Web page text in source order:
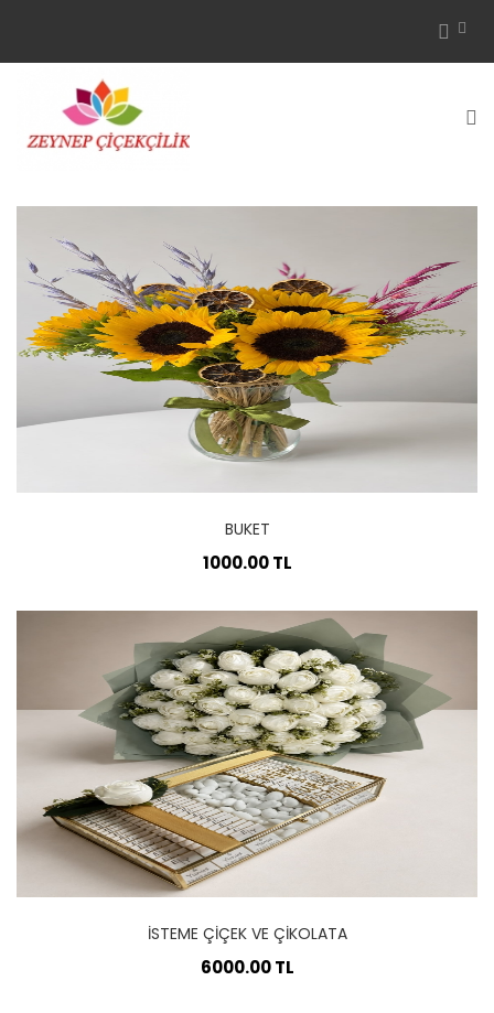
BUKET
1000.00 TL
İSTEME ÇİÇEK VE ÇİKOLATA
6000.00 TL